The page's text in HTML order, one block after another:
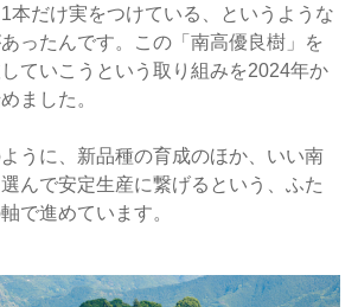
本だけ実をつけている、というような
ったんです。この「南高優良樹」を
ていこうという取り組みを2024年か
ました。
うに、新品種の育成のほか、いい南
んで安定生産に繋げるという、ふた
で進めています。